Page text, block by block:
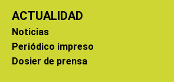
ACTUALIDAD
Noticias
Periódico impreso
Dosier de prensa